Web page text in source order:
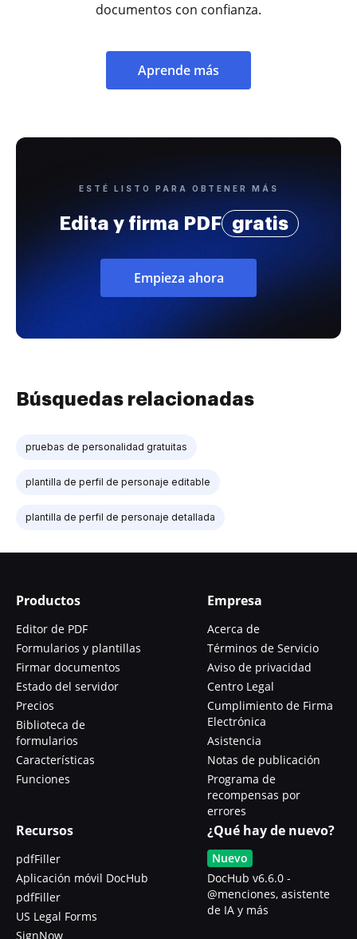
documentos con confianza.
Aprende más
ESTÉ LISTO PARA OBTENER MÁS
Edita y firma PDF gratis
Empieza ahora
Búsquedas relacionadas
pruebas de personalidad gratuitas
plantilla de perfil de personaje editable
plantilla de perfil de personaje detallada
Productos
Editor de PDF
Formularios y plantillas
Firmar documentos
Estado del servidor
Precios
Biblioteca de
formularios
Características
Funciones
Empresa
Acerca de
Términos de Servicio
Aviso de privacidad
Centro Legal
Cumplimiento de Firma
Electrónica
Asistencia
Notas de publicación
Programa de
recompensas por
errores
Recursos
pdfFiller
Aplicación móvil DocHub
pdfFiller
US Legal Forms
SignNow
¿Qué hay de nuevo?
Nuevo
DocHub v6.6.0 -
@menciones, asistente
de IA y más